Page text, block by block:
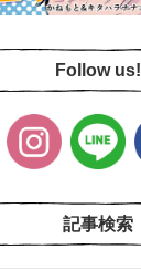
Follow us!
記事検索